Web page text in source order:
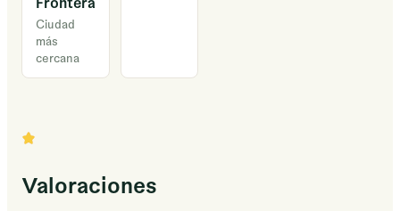
Ciudad
más
cercana
Valoraciones